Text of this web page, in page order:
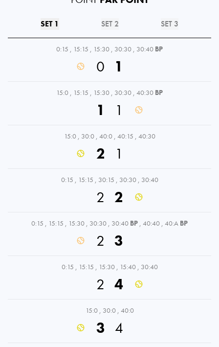
SET 1 SET 2 SET 3
0:15 , 15:15 , 15:30 , 30:30 , 30:40 BP
0 1
15:0 , 15:15 , 15:30 , 30:30 , 40:30 BP
1 1
15:0 , 30:0 , 40:0 , 40:15 , 40:30
2 1
0:15 , 15:15 , 30:15 , 30:30 , 30:40
2 2
0:15 , 15:15 , 15:30 , 30:30 , 30:40 BP , 40:40 , 40:A BP
2 3
0:15 , 15:15 , 15:30 , 15:40 , 30:40
2 4
15:0 , 30:0 , 40:0
3 4